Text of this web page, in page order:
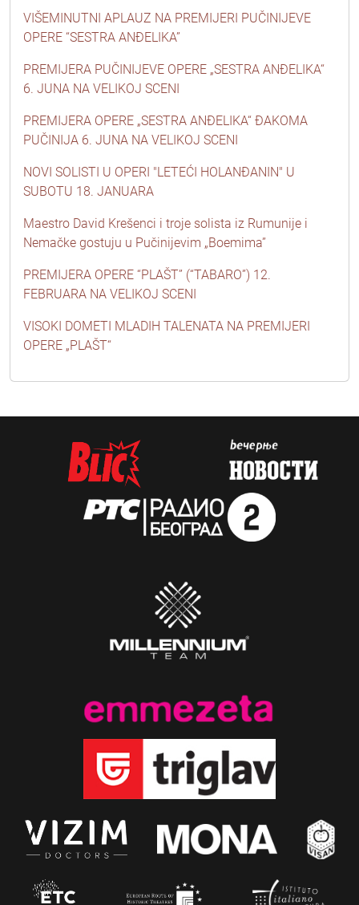
VIŠEMINUTNI APLAUZ NA PREMIJERI PUČINIJEVE
OPERE “SESTRA ANĐELIKA”
PREMIJERA PUČINIJEVE OPERE „SESTRA ANĐELIKA“
6. JUNA NA VELIKOJ SCENI
PREMIJERA OPERE „SESTRA ANĐELIKA“ ĐAKOMA
PUČINIJA 6. JUNA NA VELIKOJ SCENI
NOVI SOLISTI U OPERI "LETEĆI HOLANĐANIN" U
SUBOTU 18. JANUARA
Maestro David Krešenci i troje solista iz Rumunije i
Nemačke gostuju u Pučinijevim „Boemima”
PREMIJERA OPERE “PLAŠT” (“TABARO”) 12.
FEBRUARA NA VELIKOJ SCENI
VISOKI DOMETI MLADIH TALENATA NA PREMIJERI
OPERE „PLAŠT“